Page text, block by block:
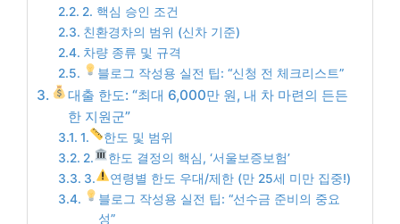
2. 핵심 승인 조건
친환경차의 범위 (신차 기준)
차량 종류 및 규격
블로그 작성용 실전 팁: “신청 전 체크리스트”
대출 한도: “최대 6,000만 원, 내 차 마련의 든든
한 지원군”
1.
한도 및 범위
2.
한도 결정의 핵심, ‘서울보증보험’
3.
연령별 한도 우대/제한 (만 25세 미만 집중!)
블로그 작성용 실전 팁: “선수금 준비의 중요
성”